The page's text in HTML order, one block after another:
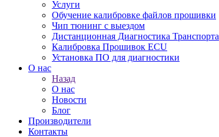
Услуги
Обучение калибровке файлов прошивки
Чип тюнинг с выездом
Дистанционная Диагностика Транспорта
Калибровка Прошивок ECU
Установка ПО для диагностики
О нас
Назад
О нас
Новости
Блог
Производители
Контакты